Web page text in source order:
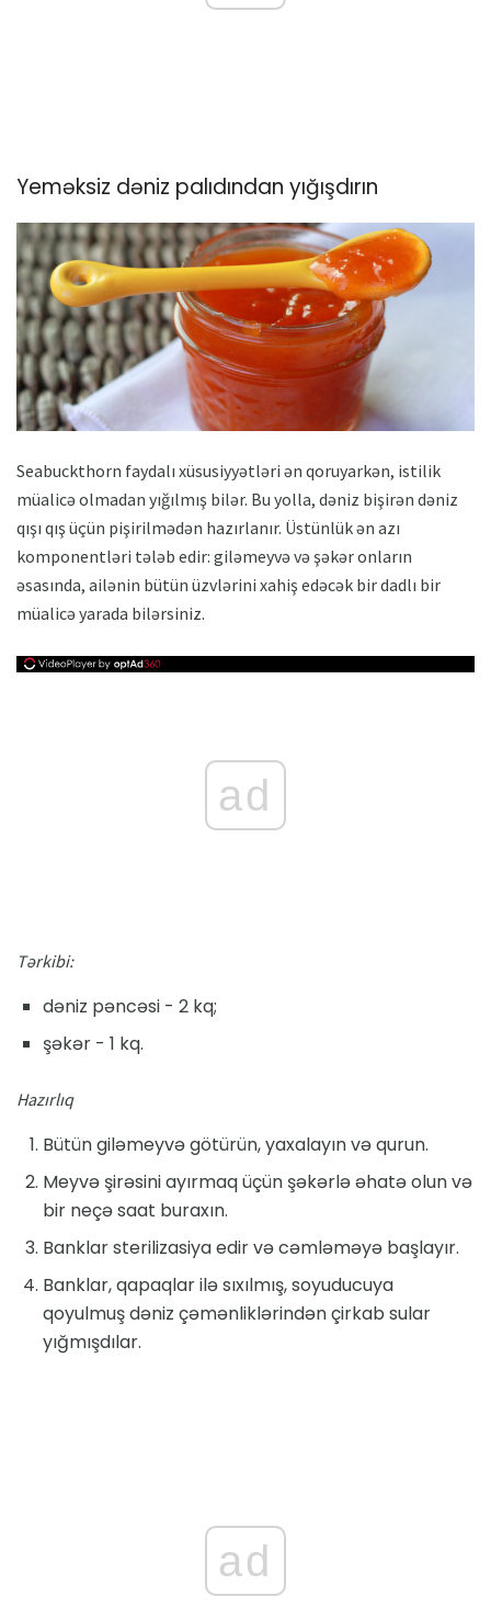
Yeməksiz dəniz palıdından yığışdırın
Seabuckthorn faydalı xüsusiyyətləri ən qoruyarkən, istilik
müalicə olmadan yığılmış bilər. Bu yolla, dəniz bişirən dəniz
qışı qış üçün pişirilmədən hazırlanır. Üstünlük ən azı
komponentləri tələb edir: giləmeyvə və şəkər onların
əsasında, ailənin bütün üzvlərini xahiş edəcək bir dadlı bir
müalicə yarada bilərsiniz.
ad
Tərkibi:
dəniz pəncəsi - 2 kq;
şəkər - 1 kq.
Hazırlıq
Bütün giləmeyvə götürün, yaxalayın və qurun.
Meyvə şirəsini ayırmaq üçün şəkərlə əhatə olun və
bir neçə saat buraxın.
Banklar sterilizasiya edir və cəmləməyə başlayır.
Banklar, qapaqlar ilə sıxılmış, soyuducuya
qoyulmuş dəniz çəmənliklərindən çirkab sular
yığmışdılar.
ad